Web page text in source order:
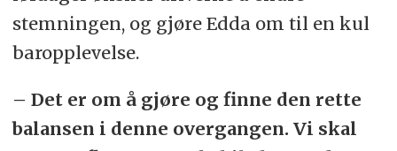
stemningen, og gjøre Edda om til en kul
baropplevelse.
– Det er om å gjøre og finne den rette
balansen i denne overgangen. Vi skal